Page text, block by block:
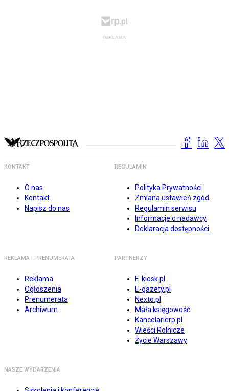
KONTAKT
O nas
Kontakt
Napisz do nas
REGULAMIN
Polityka Prywatności
Zmiana ustawień zgód
Regulamin serwisu
Informacje o nadawcy
Deklaracja dostępności
REKLAMA I PRENUMERATA
Reklama
Ogłoszenia
Prenumerata
Archiwum
PARTNERZY
E-kiosk.pl
E-gazety.pl
Nexto.pl
Mała księgowość
Kancelarierp.pl
Wieści Rolnicze
Życie Warszawy
NASZE WYDARZENIA